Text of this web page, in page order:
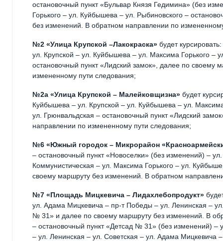
остановочный пункт «Бульвар Князя Гедимина» (без
Горького – ул. Куйбышева – ул. Рыбиновского –
без изменений. В обратном направлении по
№2 «Улица Крупской –Лакокраска» будет
ул. Крупской – ул. Куйбышева – ул. Максима Горького –
остановочный пункт «Лидский замок», далее по
измененному пути следования;
№2а «Улица Крупской – Малейковщизна» будет
Куйбышева – ул. Крупской – ул. Куйбышева – ул.
ул. Грюнвальдская – остановочный пункт «Лидский
направлении по измененному пути следования;
№6 «Южный городок – Микрорайон
– остановочный пункт «Новоселки» (без изменений) –
Коммунистическая – ул. Максима Горького – ул.
своему маршруту без изменений. В обратном
№7 «Площадь Мицкевича – Лидахлебопродукт»
ул. Адама Мицкевича – пр-т Победы – ул. Ленинская –
№ 31» и далее по своему маршруту без изменений. В
– остановочный пункт «Детсад № 31» (без изменений)
– ул. Ленинская – ул. Советская – ул. Адама Мицкевича